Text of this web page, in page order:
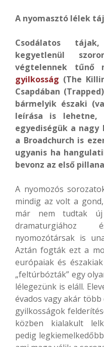
A nyomasztó lélek
Csodálatos
kegyetlenül
végtelennek tűnő
gyilkosság (The
Csapdában
bármelyik északi
leírása is lehetne,
egyediségük a nagy
a Broadchurch is
ugyanis ha
bevonz az első
A nyomozós
mindig az volt a
már nem tudtak új
nyomozótársak is
Aztán fogták ezt a
európaiak és
„feltúrbózták” egy
lélegezünk is eláll.
évados vagy akár több
gyilkosságok
közben kialakult
pedig